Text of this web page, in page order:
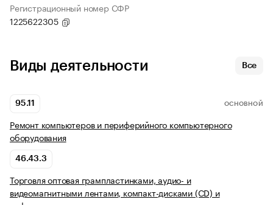
Регистрационный номер СФР
1225622305
Виды деятельности Все
95.11 ОСНОВНОЙ
Ремонт компьютеров и периферийного компьютерного
оборудования
46.43.3
Торговля оптовая грампластинками, аудио- и
видеомагнитными лентами, компакт-дисками (CD) и